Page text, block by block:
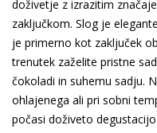
doživetje z izrazitim
zaključkom. Slog je
je primerno kot zaključek
trenutek zaželite pristne
čokoladi in suhemu sadju.
ohlajenega ali pri sobni
počasi doživeto degustacijo.